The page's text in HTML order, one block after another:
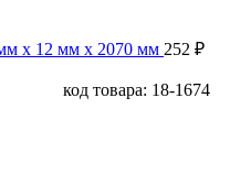
х 12 мм х 2070 мм 252 ₽
код товара: 18-1674